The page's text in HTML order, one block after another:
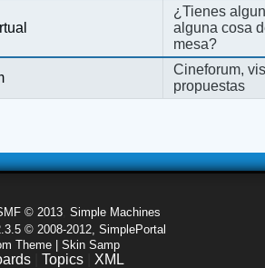
¿Tienes
alguna cosa
mesa?
Cineforum,
propuestas
© 2013 Simple Machines
© 2008-2012, SimplePortal
Theme | Skin Samp
Topics XML